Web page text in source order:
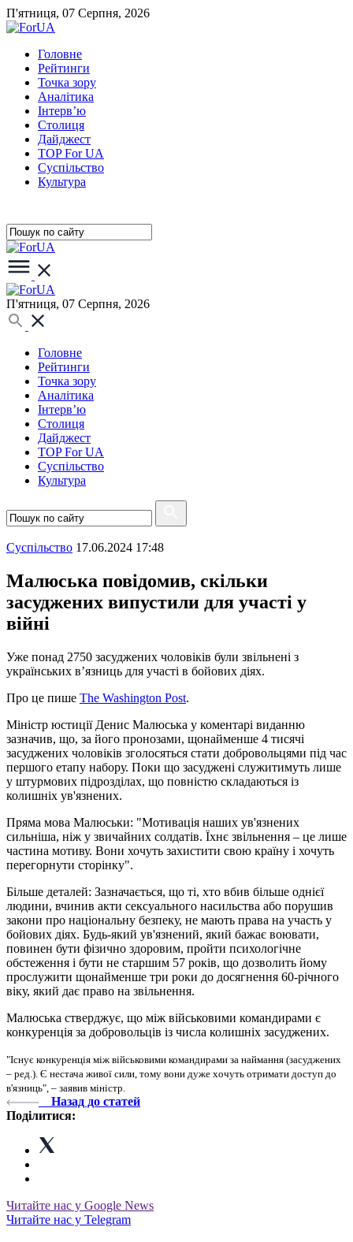
П'ятниця, 07 Серпня, 2026
Головне
Рейтинги
Точка зору
Аналітика
Інтерв’ю
Столиця
Дайджест
TOP For UA
Суспiльство
Культура
П'ятниця, 07 Серпня, 2026
Головне
Рейтинги
Точка зору
Аналітика
Інтерв’ю
Столиця
Дайджест
TOP For UA
Суспiльство
Культура
Суспiльство 17.06.2024 17:48
Малюська повідомив, скільки
засуджених випустили для участі у
війні
Уже понад 2750 засуджених чоловіків були звільнені з
українських в’язниць для участі в бойових діях.
Про це пише The Washington Post.
Міністр юстиції Денис Малюська у коментарі виданню
зазначив, що, за його пронозами, щонайменше 4 тисячі
засуджених чоловіків зголосяться стати добровольцями під час
першого етапу набору. Поки що засуджені служитимуть лише
у штурмових підрозділах, що повністю складаються із
колишніх ув'язнених.
Пряма мова Малюськи: "Мотивація наших ув'язнених
сильніша, ніж у звичайних солдатів. Їхнє звільнення – це лише
частина мотиву. Вони хочуть захистити свою країну і хочуть
перегорнути сторінку".
Більше деталей: Зазначається, що ті, хто вбив більше однієї
людини, вчинив акти сексуального насильства або порушив
закони про національну безпеку, не мають права на участь у
бойових діях. Будь-який ув'язнений, який бажає воювати,
повинен бути фізично здоровим, пройти психологічне
обстеження і бути не старшим 57 років, що дозволить йому
прослужити щонайменше три роки до досягнення 60-річного
віку, який дає право на звільнення.
Малюська стверджує, що між військовими командирами є
конкуренція за добровольців із числа колишніх засуджених.
"Існує конкуренція між військовими командирами за наймання (засуджених
– ред.). Є нестача живої сили, тому вони дуже хочуть отримати доступ до
в'язниць", – заявив міністр.
Назад до статей
Поділитися:
Читайте нас у Google News
Читайте нас у Telegram